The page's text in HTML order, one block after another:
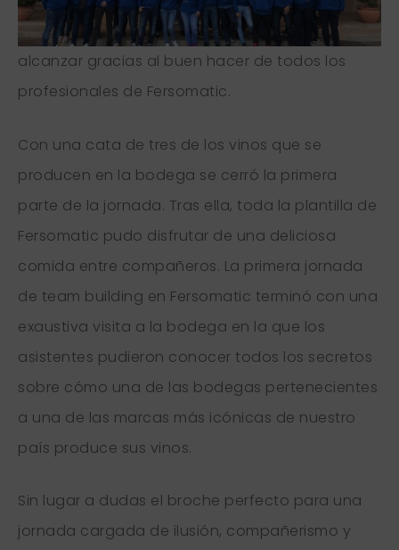
alcanzar gracias al buen hacer de todos los
profesionales de Fersomatic.
Con una cata de tres de los vinos que se
producen en la bodega se cerró la primera
parte de la jornada. Tras ella, toda la plantilla de
Fersomatic pudo disfrutar de una deliciosa
comida entre compañeros. La primera jornada
de team building en Fersomatic terminó con una
exaustiva visita a la bodega en la que los
asistentes pudieron conocer todos los secretos
sobre cómo una de las bodegas pertenecientes
a una de las marcas más icónicas de nuestro
país produce sus vinos.
Sin lugar a dudas el broche perfecto para una
jornada cargada de ilusión, compañerismo y